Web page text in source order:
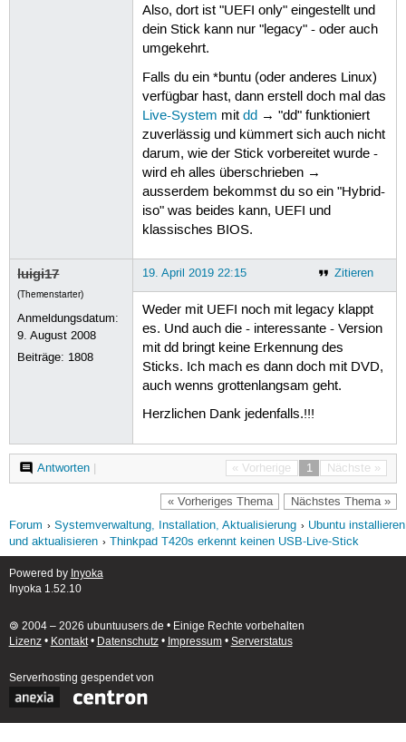
Also, dort ist "UEFI only" eingestellt und
dein Stick kann nur "legacy" - oder auch
umgekehrt.
Falls du ein *buntu (oder anderes Linux)
verfügbar hast, dann erstell doch mal das
Live-System mit dd→ "dd" funktioniert
zuverlässig und kümmert sich auch nicht
darum, wie der Stick vorbereitet wurde -
wird eh alles überschrieben →
ausserdem bekommst du so ein "Hybrid-
iso" was beides kann, UEFI und
klassisches BIOS.
luigi17
(Themenstarter)
Anmeldungsdatum:
9. August 2008
Beiträge: 1808
Zitieren
19. April 2019 22:15
Weder mit UEFI noch mit legacy klappt
es. Und auch die - interessante - Version
mit dd bringt keine Erkennung des
Sticks. Ich mach es dann doch mit DVD,
auch wenns grottenlangsam geht.
Herzlichen Dank jedenfalls.!!!
« Vorherige 1 Nächste »
Antworten|
« Vorheriges Thema Nächstes Thema »
Forum Systemverwaltung, Installation, Aktualisierung
Ubuntu installieren
und aktualisieren
Thinkpad T420s erkennt keinen USB-Live-Stick
Powered by Inyoka
Inyoka 1.52.10
🄯 2004 – 2026 ubuntuusers.de • Einige Rechte vorbehalten
Lizenz• Kontakt• Datenschutz• Impressum• Serverstatus
Serverhosting gespendet von